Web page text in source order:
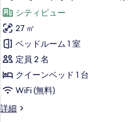
す
る
の
写
真
を
表
示
す
煙
の
詳
細
タ
ン
ダ
ー
ド
ダ
ブ
ル
シティビュー
27 ㎡
ベッドルーム 1 室
定員 2 名
クイーンベッド 1 台
WiFi (無料)
詳細
ス